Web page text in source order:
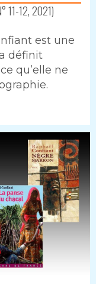
11-12, 2021)
est une
définit
qu’elle ne